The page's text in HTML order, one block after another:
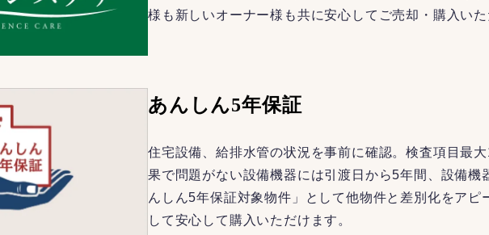
様も新しいオーナー様も共に安心してご売却・購入いた
あんしん5年保証
住宅設備、給排水管の状況を事前に確認。検査項目最
果で問題がない設備機器には引渡日から5年間、設備
んしん5年保証対象物件」として他物件と差別化をアピ
して安心して購入いただけます。